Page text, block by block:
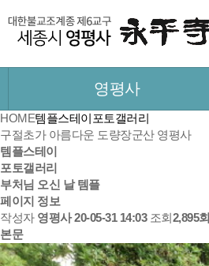
영평사
HOME템플스테이 포토갤러리
구절초가 아름다운 도량장군산 영평사
템플스테이
포토갤러리
부처님 오신 날 템플
페이지 정보
작성자 영평사 20-05-31 14:03조회 2,895회
본문